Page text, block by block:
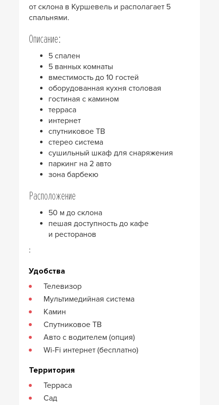
от склона в Куршевель и располагает 5
спальнями.
Описание:
5 спален
5 ванных комнаты
вместимость до 10 гостей
оборудованная кухня столовая
гостиная с камином
терраса
интернет
спутниковое ТВ
стерео система
сушильный шкаф для снаряжения
паркинг на 2 авто
зона барбекю
Расположение
50 м до склона
пешая доступность до кафе
и ресторанов
:
Удобства
Телевизор
Мультимедийная система
Камин
Спутниковое ТВ
Авто с водителем (опция)
Wi-Fi интернет (бесплатно)
Территория
Терраса
Сад